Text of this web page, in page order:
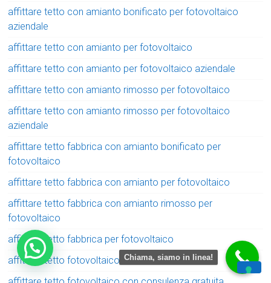
affittare tetto con amianto bonificato per fotovoltaico
aziendale
affittare tetto con amianto per fotovoltaico
affittare tetto con amianto per fotovoltaico aziendale
affittare tetto con amianto rimosso per fotovoltaico
affittare tetto con amianto rimosso per fotovoltaico
aziendale
affittare tetto fabbrica con amianto bonificato per
fotovoltaico
affittare tetto fabbrica con amianto per fotovoltaico
affittare tetto fabbrica con amianto rimosso per
fotovoltaico
affittare tetto fabbrica per fotovoltaico
affittare tetto fotovoltaico Chiama, siamo in linea!